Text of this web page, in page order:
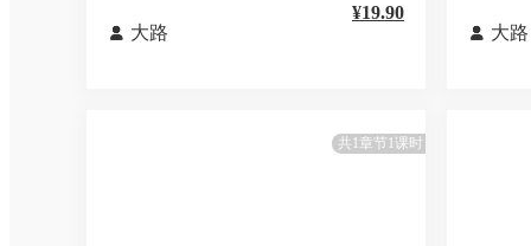
 大路
¥19.90
 大路
共1章节1课时